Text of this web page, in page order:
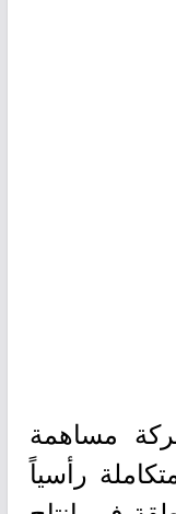
مساهمة
رأسياً